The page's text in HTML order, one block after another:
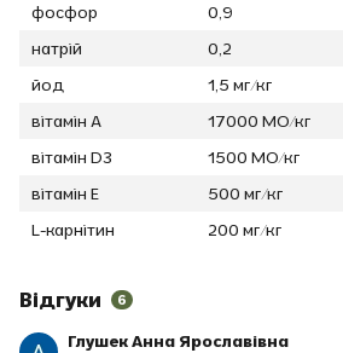
фосфор
0,9
натрій
0,2
йод
1,5 мг/кг
вітамін А
17000 МО/кг
вітамін D3
1500 МО/кг
вітамін Е
500 мг/кг
L-карнітин
200 мг/кг
Відгуки 6
Глушек Анна Ярославівна